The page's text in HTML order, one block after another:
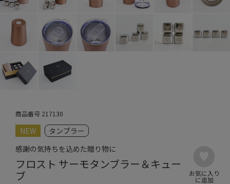
商品番号 217130
NEW
タンブラー
感謝の気持ちを込めた贈り物に
フロスト サーモタンブラー＆キュー
ブ